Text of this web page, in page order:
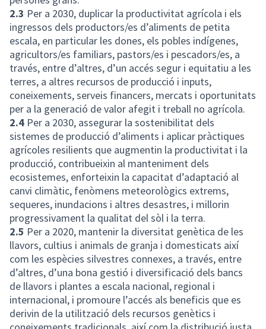
2.3 Per a 2030, duplicar la productivitat agrícola i els
ingressos dels productors/es d’aliments de petita
escala, en particular les dones, els pobles indígenes,
agricultors/es familiars, pastors/es i pescadors/es, a
través, entre d’altres, d’un accés segur i equitatiu a les
terres, a altres recursos de producció i inputs,
coneixements, serveis financers, mercats i oportunitats
per a la generació de valor afegit i treball no agrícola.
2.4 Per a 2030, assegurar la sostenibilitat dels
sistemes de producció d’aliments i aplicar pràctiques
agrícoles resilients que augmentin la productivitat i la
producció, contribueixin al manteniment dels
ecosistemes, enfor­teixin la capacitat d’adaptació al
canvi climàtic, fenòmens meteorològics extrems,
sequeres, inundacions i altres desastres, i millorin
progressivament la qualitat del sòl i la terra.
2.5 Per a 2020, mantenir la diversitat genètica de les
llavors, cultius i animals de granja i domesticats així
com les espècies silvestres connexes, a través, entre
d’altres, d’una bona gestió i diversificació dels bancs
de llavors i plantes a escala nacional, regional i
internacional, i promoure l’accés als beneficis que es
derivin de la utilització dels recursos genètics i